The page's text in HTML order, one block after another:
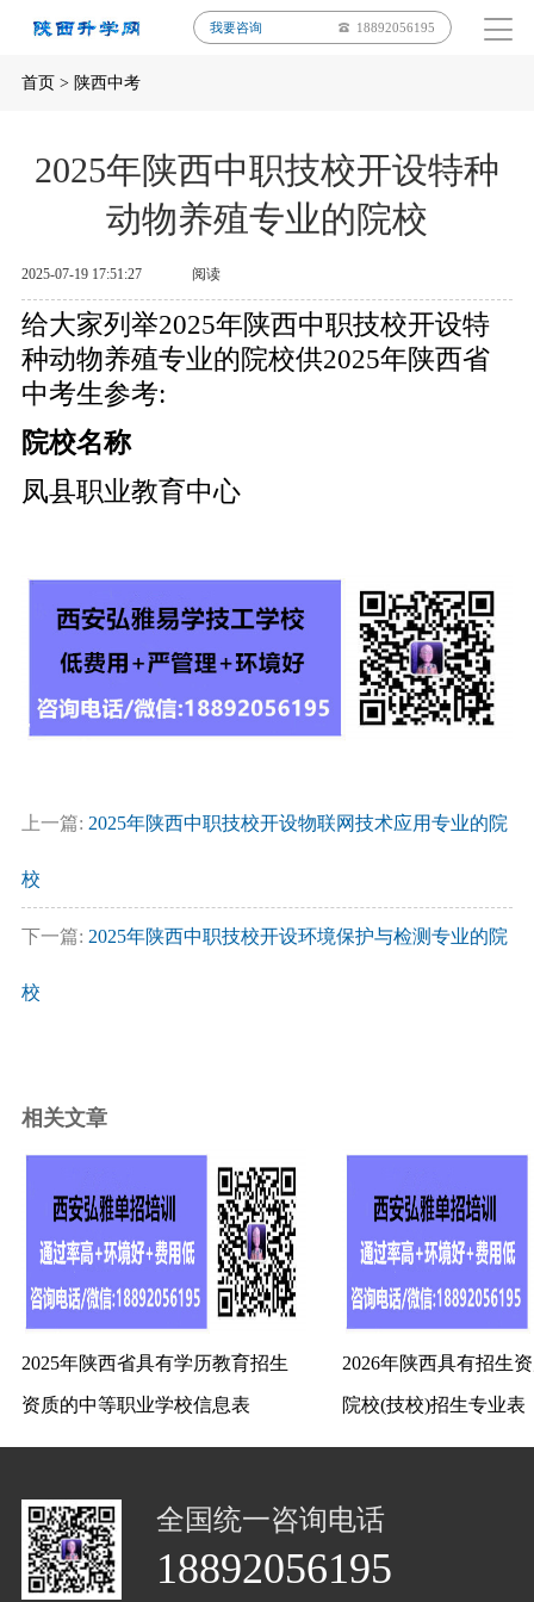
我要咨询 18892056195
首页> 陕西中考
2025年陕西中职技校开设特种
动物养殖专业的院校
2025-07-19 17:51:27 阅读
给大家列举2025年陕西中职技校开设特
种动物养殖专业的院校供2025年陕西省
中考生参考:
院校名称
凤县职业教育中心
上一篇: 2025年陕西中职技校开设物联网技术应用专业的院
校
下一篇: 2025年陕西中职技校开设环境保护与检测专业的院
校
相关文章
2025年陕西省具有学历教育招生
资质的中等职业学校信息表
2026年陕西具有招生
院校(技校)招生专业表
全国统一咨询电话
18892056195